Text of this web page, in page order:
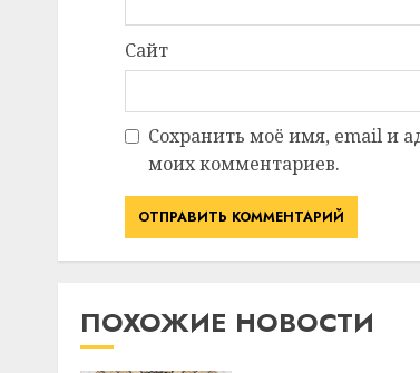
Сайт
Сохранить моё имя, email и
моих комментариев.
ПОХОЖИЕ НОВОСТИ